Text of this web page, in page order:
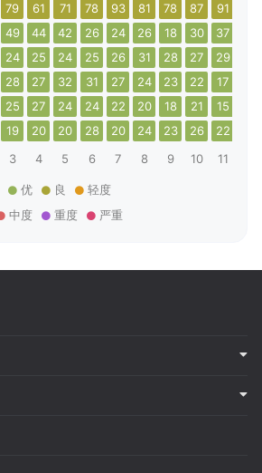
79 61 71 78 93 81 78 87 91
49 44 42 26 24 26 18 30 37
24 25 24 25 26 31 28 27 29
28 27 32 31 27 24 23 22 17
25 27 24 24 22 20 18 21 15
19 20 20 28 20 24 23 26 22
3 4 5 6 7 8 9 10 11
优 良
轻度
中度
重度 严重